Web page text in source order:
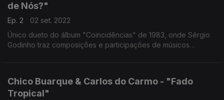
de Nós?"
Ep. 2
02 set. 2022
Único dueto do álbum "Coincidências" de 1983, onde Sérgio
Godinho traz composições e participações de músicos
Chico Buarque & Carlos do Carmo - "Fado
Tropical"